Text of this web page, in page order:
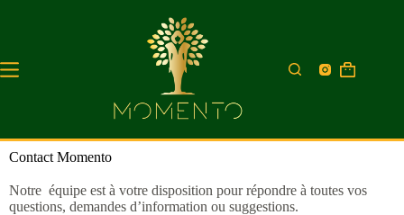
Contact Momento
Notre équipe est à votre disposition pour répondre à toutes vos
questions, demandes d’information ou suggestions.